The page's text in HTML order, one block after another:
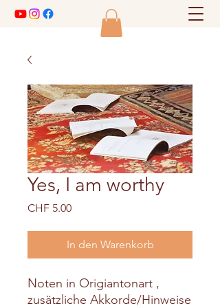
Yes, I am worthy
CHF 5.00Preis
In den Warenkorb
Noten in Origiantonart ,
zusätzliche Akkorde/Hinweise